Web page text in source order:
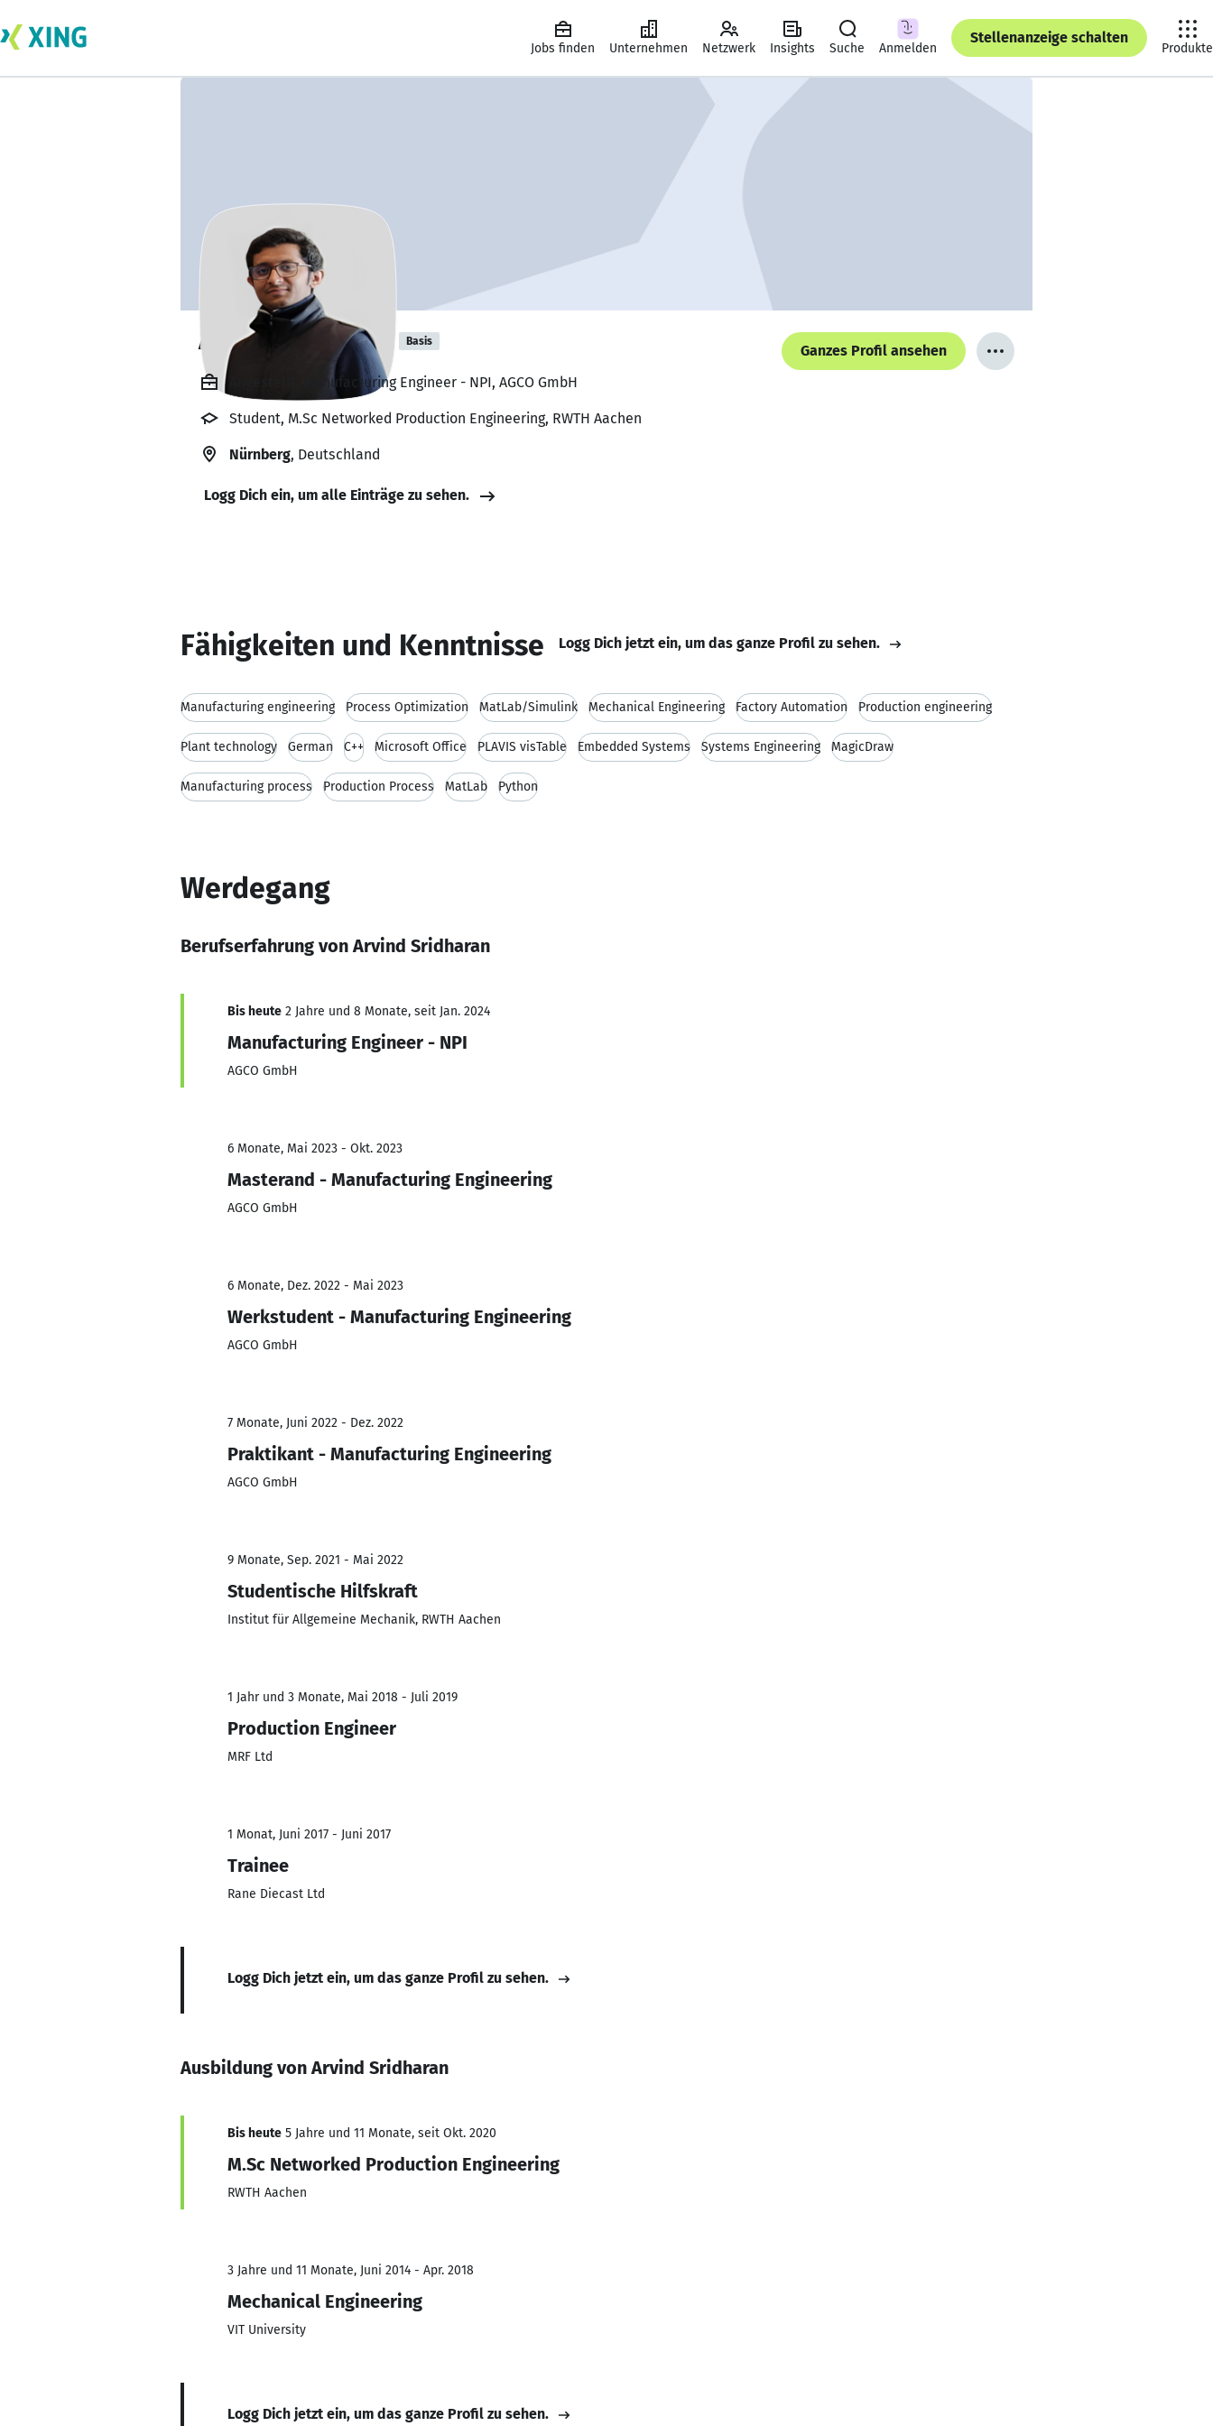
Jobs finden Unternehmen Netzwerk Insights Suche Anmelden
Stellenanzeige schalten
Produkte
Arvind Sridharan Basis
Ganzes Profil ansehen
Angestellt, Manufacturing Engineer - NPI, AGCO GmbH
Student, M.Sc Networked Production Engineering, RWTH Aachen
Nürnberg, Deutschland
Logg Dich ein, um alle Einträge zu sehen.
Fähigkeiten und Kenntnisse Logg Dich jetzt ein, um das ganze Profil zu sehen.
Manufacturing engineering Process Optimization MatLab/Simulink Mechanical Engineering Factory Automation Production engineering
Plant technology German C++ Microsoft Office PLAVIS visTable Embedded Systems Systems Engineering MagicDraw
Manufacturing process Production Process MatLab Python
Werdegang
Berufserfahrung von Arvind Sridharan
Bis heute 2 Jahre und 8 Monate, seit Jan. 2024
Manufacturing Engineer - NPI
AGCO GmbH
6 Monate, Mai 2023 - Okt. 2023
Masterand - Manufacturing Engineering
AGCO GmbH
6 Monate, Dez. 2022 - Mai 2023
Werkstudent - Manufacturing Engineering
AGCO GmbH
7 Monate, Juni 2022 - Dez. 2022
Praktikant - Manufacturing Engineering
AGCO GmbH
9 Monate, Sep. 2021 - Mai 2022
Studentische Hilfskraft
Institut für Allgemeine Mechanik, RWTH Aachen
1 Jahr und 3 Monate, Mai 2018 - Juli 2019
Production Engineer
MRF Ltd
1 Monat, Juni 2017 - Juni 2017
Trainee
Rane Diecast Ltd
Logg Dich jetzt ein, um das ganze Profil zu sehen.
Ausbildung von Arvind Sridharan
Bis heute 5 Jahre und 11 Monate, seit Okt. 2020
M.Sc Networked Production Engineering
RWTH Aachen
3 Jahre und 11 Monate, Juni 2014 - Apr. 2018
Mechanical Engineering
VIT University
Logg Dich jetzt ein, um das ganze Profil zu sehen.